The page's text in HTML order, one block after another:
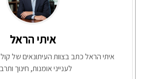
איתי הראל
איתי הראל כתב בצוות העיתונאים של
לענייני אומנות, חינוך